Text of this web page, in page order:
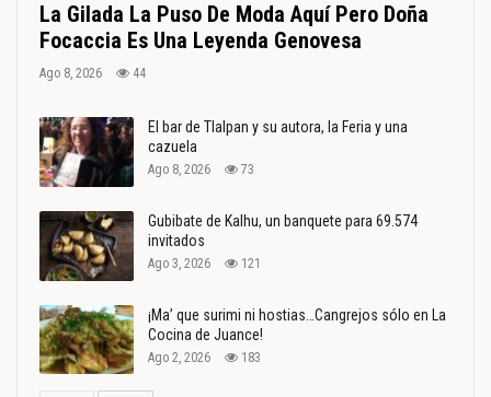
La Gilada La Puso De Moda Aquí Pero Doña
Focaccia Es Una Leyenda Genovesa
Ago 8, 2026 44
El bar de Tlalpan y su autora, la Feria y una
cazuela
Ago 8, 2026 73
Gubibate de Kalhu, un banquete para 69.574
invitados
Ago 3, 2026 121
¡Ma’ que surimi ni hostias…Cangrejos sólo en La
Cocina de Juance!
Ago 2, 2026 183